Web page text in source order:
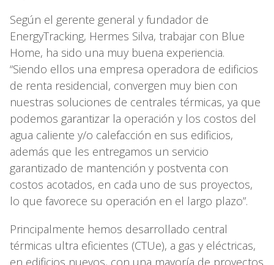
Según el gerente general y fundador de
EnergyTracking, Hermes Silva, trabajar con Blue
Home, ha sido una muy buena experiencia.
“Siendo ellos una empresa operadora de edificios
de renta residencial, convergen muy bien con
nuestras soluciones de centrales térmicas, ya que
podemos garantizar la operación y los costos del
agua caliente y/o calefacción en sus edificios,
además que les entregamos un servicio
garantizado de mantención y postventa con
costos acotados, en cada uno de sus proyectos,
lo que favorece su operación en el largo plazo”.
Principalmente hemos desarrollado central
térmicas ultra eficientes (CTUe), a gas y eléctricas,